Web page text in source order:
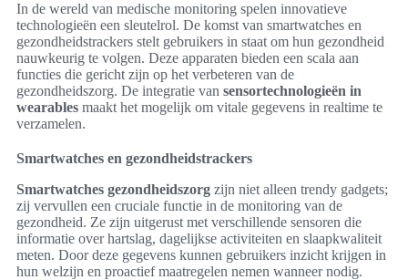
In de wereld van medische monitoring spelen innovatieve
technologieën een sleutelrol. De komst van smartwatches en
gezondheidstrackers stelt gebruikers in staat om hun gezondheid
nauwkeurig te volgen. Deze apparaten bieden een scala aan
functies die gericht zijn op het verbeteren van de
gezondheidszorg. De integratie van sensortechnologieën in
wearables maakt het mogelijk om vitale gegevens in realtime te
verzamelen.
Smartwatches en gezondheidstrackers
Smartwatches gezondheidszorg zijn niet alleen trendy gadgets;
zij vervullen een cruciale functie in de monitoring van de
gezondheid. Ze zijn uitgerust met verschillende sensoren die
informatie over hartslag, dagelijkse activiteiten en slaapkwaliteit
meten. Door deze gegevens kunnen gebruikers inzicht krijgen in
hun welzijn en proactief maatregelen nemen wanneer nodig.